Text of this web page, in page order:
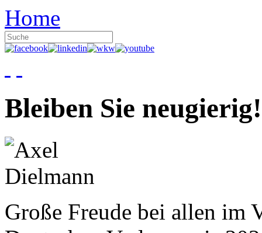
Home
Bleiben Sie neugierig!
Große Freude bei allen im